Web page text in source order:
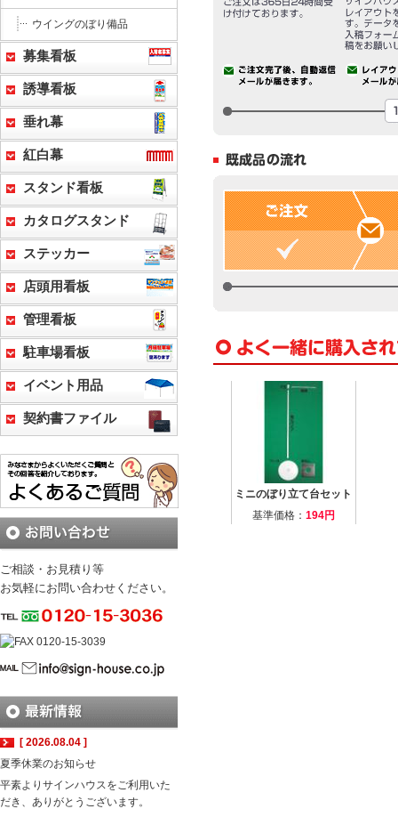
ミニのぼり立て台セット
基準価格： 194円
ウイングのぼり備品
募集看板
誘導看板
垂れ幕
紅白幕
スタンド看板
カタログスタンド
ステッカー
店頭用看板
管理看板
駐車場看板
イベント用品
契約書ファイル
ご相談・お見積り等
お気軽にお問い合わせください。
[ 2026.08.04 ]
夏季休業のお知らせ
平素よりサインハウスをご利用いた
だき、ありがとうございます。